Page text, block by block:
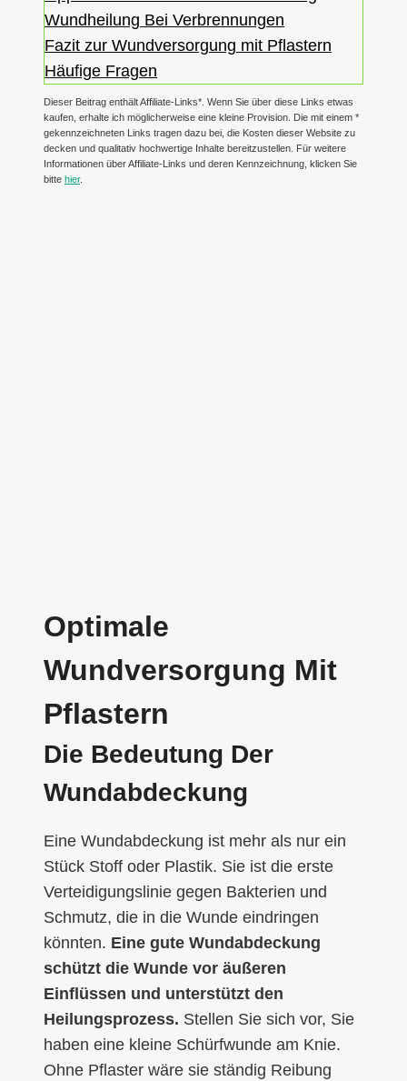
Wundheilung Bei Verbrennungen
Fazit zur Wundversorgung mit Pflastern
Häufige Fragen
Dieser Beitrag enthält Affiliate-Links*. Wenn Sie über diese Links etwas
kaufen, erhalte ich möglicherweise eine kleine Provision. Die mit einem *
gekennzeichneten Links tragen dazu bei, die Kosten dieser Website zu
decken und qualitativ hochwertige Inhalte bereitzustellen. Für weitere
Informationen über Affiliate-Links und deren Kennzeichnung, klicken Sie
bitte hier.
Optimale
Wundversorgung Mit
Pflastern
Die Bedeutung Der
Wundabdeckung
Eine Wundabdeckung ist mehr als nur ein
Stück Stoff oder Plastik. Sie ist die erste
Verteidigungslinie gegen Bakterien und
Schmutz, die in die Wunde eindringen
könnten. Eine gute Wundabdeckung
schützt die Wunde vor äußeren
Einflüssen und unterstützt den
Heilungsprozess. Stellen Sie sich vor, Sie
haben eine kleine Schürfwunde am Knie.
Ohne Pflaster wäre sie ständig Reibung